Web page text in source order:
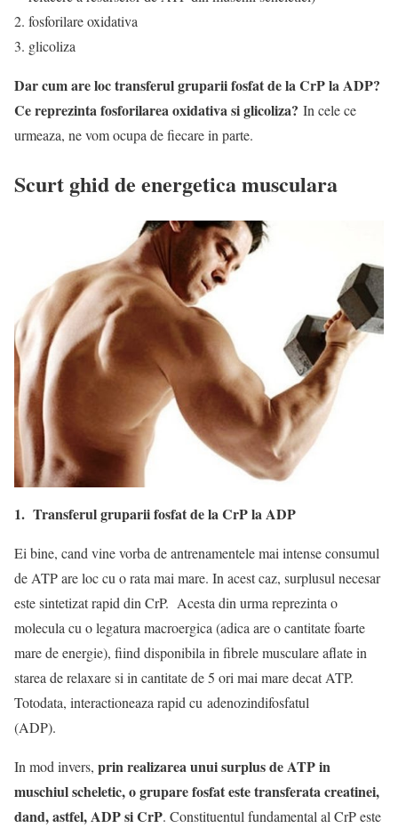
fosforilare oxidativa
glicoliza
Dar cum are loc transferul gruparii fosfat de la CrP la ADP?
Ce reprezinta fosforilarea oxidativa si glicoliza? In cele ce
urmeaza, ne vom ocupa de fiecare in parte.
Scurt ghid de energetica musculara
1. Transferul gruparii fosfat de la CrP la ADP
Ei bine, cand vine vorba de antrenamentele mai intense consumul
de ATP are loc cu o rata mai mare. In acest caz, surplusul necesar
este sintetizat rapid din CrP. Acesta din urma reprezinta o
molecula cu o legatura macroergica (adica are o cantitate foarte
mare de energie), fiind disponibila in fibrele musculare aflate in
starea de relaxare si in cantitate de 5 ori mai mare decat ATP.
Totodata, interactioneaza rapid cu adenozindifosfatul
(ADP).
In mod invers, prin realizarea unui surplus de ATP in
muschiul scheletic, o grupare fosfat este transferata creatinei,
dand, astfel, ADP si CrP. Constituentul fundamental al CrP este